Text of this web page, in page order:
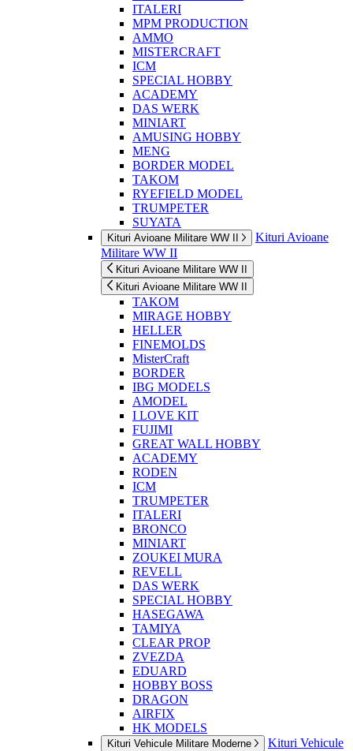
ITALERI
MPM PRODUCTION
AMMO
MISTERCRAFT
ICM
SPECIAL HOBBY
ACADEMY
DAS WERK
MINIART
AMUSING HOBBY
MENG
BORDER MODEL
TAKOM
RYEFIELD MODEL
TRUMPETER
SUYATA
Kituri Avioane Militare WW II
Kituri Avioane
Militare WW II
Kituri Avioane Militare WW II
Kituri Avioane Militare WW II
TAKOM
MIRAGE HOBBY
HELLER
FINEMOLDS
MisterCraft
BORDER
IBG MODELS
AMODEL
I LOVE KIT
FUJIMI
GREAT WALL HOBBY
ACADEMY
RODEN
ICM
TRUMPETER
ITALERI
BRONCO
MINIART
ZOUKEI MURA
REVELL
DAS WERK
SPECIAL HOBBY
HASEGAWA
TAMIYA
CLEAR PROP
ZVEZDA
EDUARD
HOBBY BOSS
DRAGON
AIRFIX
HK MODELS
Kituri Vehicule Militare Moderne
Kituri Vehicule